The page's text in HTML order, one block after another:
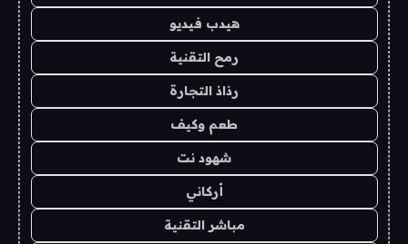
هيدب فيديو
رمح التقنية
رذاذ التجارة
طعم وكيف
شهود نت
أركاني
مباشر التقنية